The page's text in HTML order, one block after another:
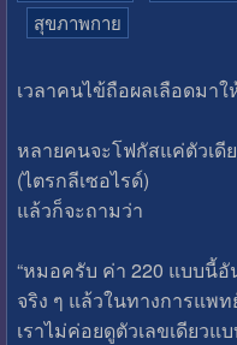
สุขภาพกาย
เวลาคนไข้ถือผลเลือดมา
หลายคนจะโฟกัสแค่ตัวเดี
(ไตรกลีเซอไรด์)
แล้วก็จะถามว่า
“หมอครับ ค่า 220 แบบนี้อั
จริง ๆ แล้วในทางการแพท
เราไม่ค่อยดูตัวเลขเดียวแ